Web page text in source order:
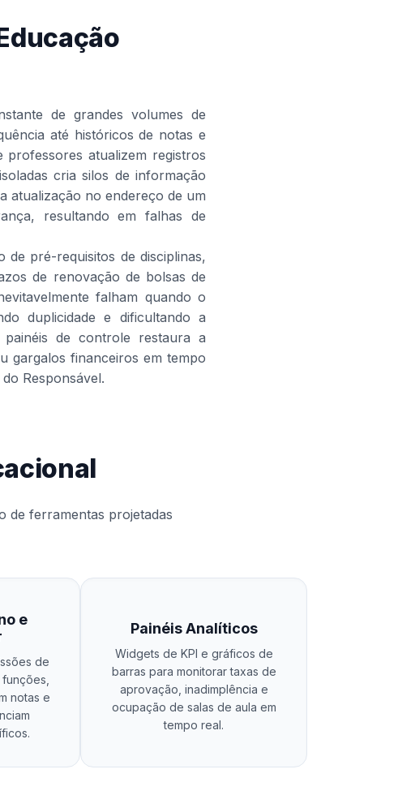
de grandes volumes de
até históricos de notas e
atualizem registros
cria silos de informação
atualização no endereço de um
resultando em falhas de
pré-requisitos de disciplinas,
de renovação de bolsas de
falham quando o
duplicidade e dificultando a
de controle restaura a
gargalos financeiros em tempo
Responsável.
de ferramentas projetadas
e
de
notas e
Painéis Analíticos
Widgets de KPI e gráficos de
barras para monitorar taxas de
aprovação, inadimplência e
ocupação de salas de aula em
tempo real.